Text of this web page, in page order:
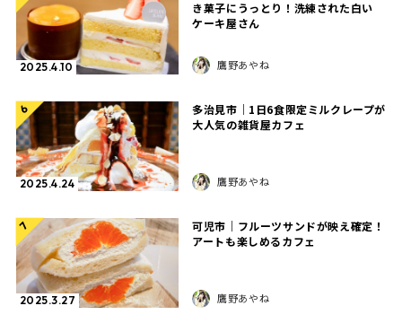
2025.4.10
き菓子にうっとり！洗練された白い
ケーキ屋さん
鷹野あやね
6
2025.4.24
多治見市｜1日6食限定ミルクレープが
大人気の雑貨屋カフェ
鷹野あやね
7
2025.3.27
可児市｜フルーツサンドが映え確定！
アートも楽しめるカフェ
鷹野あやね